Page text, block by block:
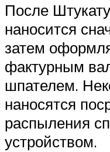
После
наносится
затем
фактурным
шпателем.
наносятся
распыления
устройством.